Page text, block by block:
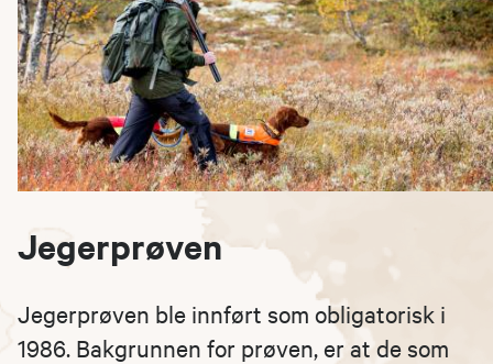
Jegerprøven
Jegerprøven ble innført som obligatorisk i
1986. Bakgrunnen for prøven, er at de som